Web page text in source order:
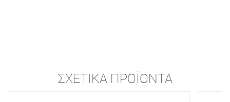
ΣΧΕΤΙΚΆ ΠΡΟΪΌΝΤΑ